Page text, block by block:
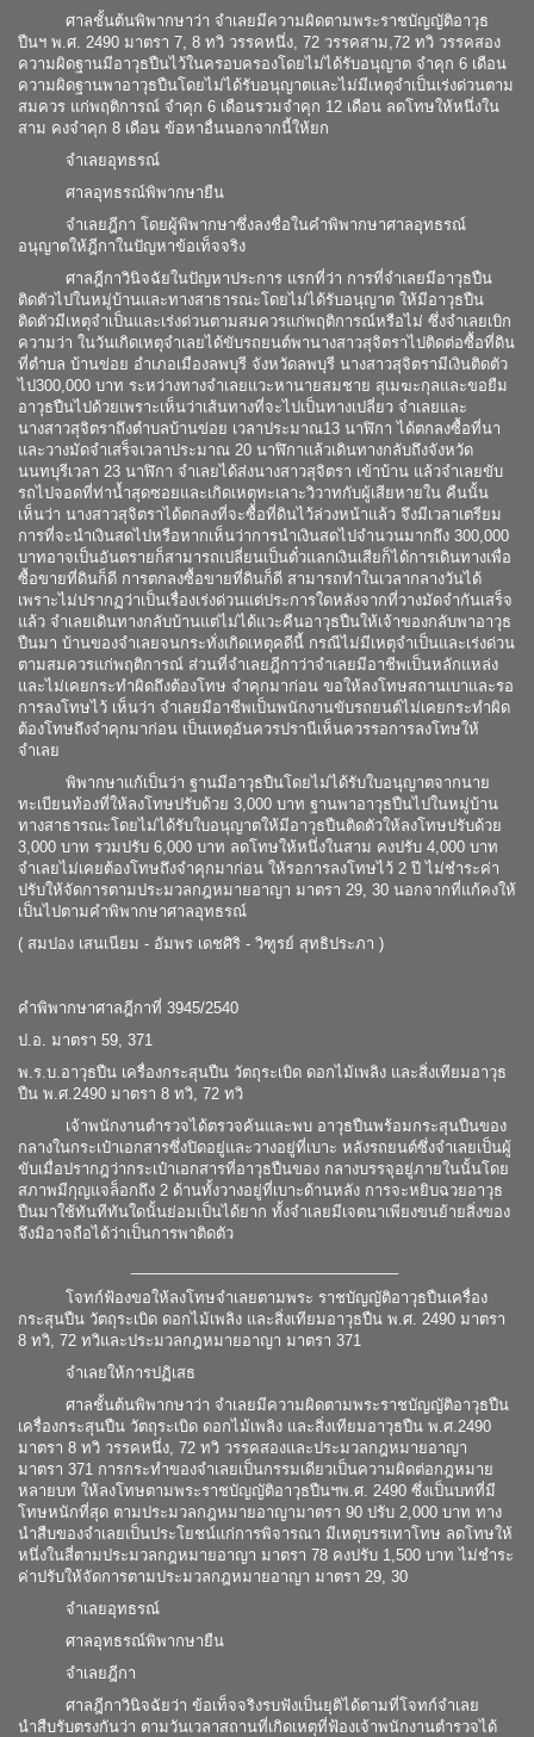
ศาลชั้นต้นพิพากษาว่า จำเลยมีความผิดตามพระราชบัญญัติอาวุธ
ปืนฯ พ.ศ. 2490 มาตรา 7, 8 ทวิ วรรคหนึ่ง, 72 วรรคสาม,72 ทวิ วรรคสอง
ความผิดฐานมีอาวุธปืนไว้ในครอบครองโดยไม่ได้รับอนุญาต จำคุก 6 เดือน
ความผิดฐานพาอาวุธปืนโดยไม่ได้รับอนุญาตและไม่มีเหตุจำเป็นเร่งด่วนตาม
สมควร แก่พฤติการณ์ จำคุก 6 เดือนรวมจำคุก 12 เดือน ลดโทษให้หนึ่งใน
สาม คงจำคุก 8 เดือน ข้อหาอื่นนอกจากนี้ให้ยก
จำเลยอุทธรณ์
ศาลอุทธรณ์พิพากษายืน
จำเลยฎีกา โดยผู้พิพากษาซึ่งลงชื่อในคำพิพากษาศาลอุทธรณ์
อนุญาตให้ฎีกาในปัญหาข้อเท็จจริง
ศาลฎีกาวินิจฉัยในปัญหาประการ แรกที่ว่า การที่จำเลยมีอาวุธปืน
ติดตัวไปในหมู่บ้านและทางสาธารณะโดยไม่ได้รับอนุญาต ให้มีอาวุธปืน
ติดตัวมีเหตุจำเป็นและเร่งด่วนตามสมควรแก่พฤติการณ์หรือไม่ ซึ่งจำเลยเบิก
ความว่า ในวันเกิดเหตุจำเลยได้ขับรถยนต์พานางสาวสุจิตราไปติดต่อซื้อที่ดิน
ที่ตำบล บ้านข่อย อำเภอเมืองลพบุรี จังหวัดลพบุรี นางสาวสุจิตรามีเงินติดตัว
ไป300,000 บาท ระหว่างทางจำเลยแวะหานายสมชาย สุเมฆะกุลและขอยืม
อาวุธปืนไปด้วยเพราะเห็นว่าเส้นทางที่จะไปเป็นทางเปลี่ยว จำเลยและ
นางสาวสุจิตราถึงตำบลบ้านข่อย เวลาประมาณ13 นาฬิกา ได้ตกลงซื้อที่นา
และวางมัดจำเสร็จเวลาประมาณ 20 นาฬิกาแล้วเดินทางกลับถึงจังหวัด
นนทบุรีเวลา 23 นาฬิกา จำเลยได้ส่งนางสาวสุจิตรา เข้าบ้าน แล้วจำเลยขับ
รถไปจอดที่ท่าน้ำสุดซอยและเกิดเหตุทะเลาะวิวาทกับผู้เสียหายใน คืนนั้น
เห็นว่า นางสาวสุจิตราได้ตกลงที่จะซื้อที่ดินไว้ล่วงหน้าแล้ว จึงมีเวลาเตรียม
การที่จะนำเงินสดไปหรือหากเห็นว่าการนำเงินสดไปจำนวนมากถึง 300,000
บาทอาจเป็นอันตรายก็สามารถเปลี่ยนเป็นตั๋วแลกเงินเสียก็ได้การเดินทางเพื่อ
ซื้อขายที่ดินก็ดี การตกลงซื้อขายที่ดินก็ดี สามารถทำในเวลากลางวันได้
เพราะไม่ปรากฏว่าเป็นเรื่องเร่งด่วนแต่ประการใดหลังจากที่วางมัดจำกันเสร็จ
แล้ว จำเลยเดินทางกลับบ้านแต่ไม่ได้แวะคืนอาวุธปืนให้เจ้าของกลับพาอาวุธ
ปืนมา บ้านของจำเลยจนกระทั่งเกิดเหตุคดีนี้ กรณีไม่มีเหตุจำเป็นและเร่งด่วน
ตามสมควรแก่พฤติการณ์ ส่วนที่จำเลยฎีกาว่าจำเลยมีอาชีพเป็นหลักแหล่ง
และไม่เคยกระทำผิดถึงต้องโทษ จำคุกมาก่อน ขอให้ลงโทษสถานเบาและรอ
การลงโทษไว้ เห็นว่า จำเลยมีอาชีพเป็นพนักงานขับรถยนต์ไม่เคยกระทำผิด
ต้องโทษถึงจำคุกมาก่อน เป็นเหตุอันควรปรานีเห็นควรรอการลงโทษให้
จำเลย
พิพากษาแก้เป็นว่า ฐานมีอาวุธปืนโดยไม่ได้รับใบอนุญาตจากนาย
ทะเบียนท้องที่ให้ลงโทษปรับด้วย 3,000 บาท ฐานพาอาวุธปืนไปในหมู่บ้าน
ทางสาธารณะโดยไม่ได้รับใบอนุญาตให้มีอาวุธปืนติดตัวให้ลงโทษปรับด้วย
3,000 บาท รวมปรับ 6,000 บาท ลดโทษให้หนึ่งในสาม คงปรับ 4,000 บาท
จำเลยไม่เคยต้องโทษถึงจำคุกมาก่อน ให้รอการลงโทษไว้ 2 ปี ไม่ชำระค่า
ปรับให้จัดการตามประมวลกฎหมายอาญา มาตรา 29, 30 นอกจากที่แก้คงให้
เป็นไปตามคำพิพากษาศาลอุทธรณ์
( สมปอง เสนเนียม - อัมพร เดชศิริ - วิฑูรย์ สุทธิประภา )
คำพิพากษาศาลฎีกาที่ 3945/2540
ป.อ. มาตรา 59, 371
พ.ร.บ.อาวุธปืน เครื่องกระสุนปืน วัตถุระเบิด ดอกไม้เพลิง และสิ่งเทียมอาวุธ
ปืน พ.ศ.2490 มาตรา 8 ทวิ, 72 ทวิ
เจ้าพนักงานตำรวจได้ตรวจค้นและพบ อาวุธปืนพร้อมกระสุนปืนของ
กลางในกระเป๋าเอกสารซึ่งปิดอยู่และวางอยู่ที่เบาะ หลังรถยนต์ซึ่งจำเลยเป็นผู้
ขับเมื่อปรากฎว่ากระเป๋าเอกสารที่อาวุธปืนของ กลางบรรจุอยู่ภายในนั้นโดย
สภาพมีกุญแจล็อกถึง 2 ด้านทั้งวางอยู่ที่เบาะด้านหลัง การจะหยิบฉวยอาวุธ
ปืนมาใช้ทันทีทันใดนั้นย่อมเป็นได้ยาก ทั้งจำเลยมีเจตนาเพียงขนย้ายสิ่งของ
จึงมิอาจถือได้ว่าเป็นการพาติดตัว
โจทก์ฟ้องขอให้ลงโทษจำเลยตามพระ ราชบัญญัติอาวุธปืนเครื่อง
กระสุนปืน วัตถุระเบิด ดอกไม้เพลิง และสิ่งเทียมอาวุธปืน พ.ศ. 2490 มาตรา
8 ทวิ, 72 ทวิและประมวลกฎหมายอาญา มาตรา 371
จำเลยให้การปฏิเสธ
ศาลชั้นต้นพิพากษาว่า จำเลยมีความผิดตามพระราชบัญญัติอาวุธปืน
เครื่องกระสุนปืน วัตถุระเบิด ดอกไม้เพลิง และสิ่งเทียมอาวุธปืน พ.ศ.2490
มาตรา 8 ทวิ วรรคหนึ่ง, 72 ทวิ วรรคสองและประมวลกฎหมายอาญา
มาตรา 371 การกระทำของจำเลยเป็นกรรมเดียวเป็นความผิดต่อกฎหมาย
หลายบท ให้ลงโทษตามพระราชบัญญัติอาวุธปืนฯพ.ศ. 2490 ซึ่งเป็นบทที่มี
โทษหนักที่สุด ตามประมวลกฎหมายอาญามาตรา 90 ปรับ 2,000 บาท ทาง
นำสืบของจำเลยเป็นประโยชน์แก่การพิจารณา มีเหตุบรรเทาโทษ ลดโทษให้
หนึ่งในสี่ตามประมวลกฎหมายอาญา มาตรา 78 คงปรับ 1,500 บาท ไม่ชำระ
ค่าปรับให้จัดการตามประมวลกฎหมายอาญา มาตรา 29, 30
จำเลยอุทธรณ์
ศาลอุทธรณ์พิพากษายืน
จำเลยฎีกา
ศาลฎีกาวินิจฉัยว่า ข้อเท็จจริงรบฟังเป็นยุติได้ตามที่โจทก์จำเลย
นำสืบรับตรงกันว่า ตามวันเวลาสถานที่เกิดเหตุที่ฟ้องเจ้าพนักงานตำรวจได้